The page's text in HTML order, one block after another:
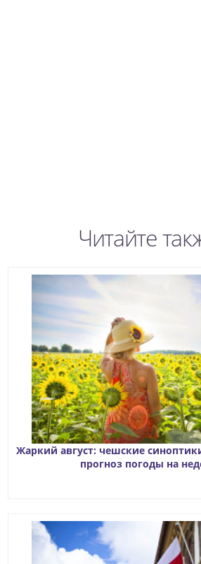
Читайте
Жаркий август: чешские
прогноз погоды на